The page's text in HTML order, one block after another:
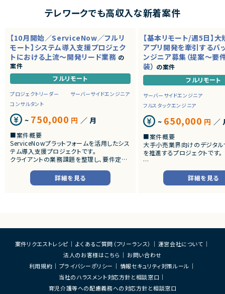
テレワークでも高収入な新着案件
【10月開始／ServiceNow／フルリ
モート】システム導入支援プロジェク
トにおける上流～開発リード業務 の
案件
フルリモート
プロジェクトリーダー
サーバーサイドエンジニア
コンサルタント
~ 750,000 円 ／ 月
■案件概要
ServiceNowプラットフォームを活用したシス
テム導入支援プロジェクトです。
クライアントの業務課題を整理し、要件定義
だきます。
・詳細設計書、テスト仕様書等のドキュメント
作成
・成果物レビューおよび品質管理
・開発メンバーへの技術支援、進捗管理
・少人数体制でのプロジェクト推進
詳細を見る
【基本リモート/週5日】
アプリ開発を牽引するバ
ンジニア募集（提案～要
装） の案件
フルリモート
サーバーサイドエンジニア
フルスタックエンジニア
~ 650,000 円 ／
■案件概要
大手小売業界向けのデジタ
を推進するプロジェクトです。
■プロダクトやサービスの概
・店舗向けスマホアプリおよ
システムの継続的なエンハ
・要件整理および要件定義支
・バックエンドシステムの設計
・コードレビューの実施
・リリース対応および品質向
・技術課題に対する検討、提
・ステークホルダーとの調整
ケーション
詳細を見る
案件リクエストレシピ よくあるご質問（フリーランス）
運営会社について
法人のお客様はこちら
お問い合わせ
利用規約
プライバシーポリシー
情報セキュリティ対策ルール
当社のハラスメント対応方針と相談窓口
育児介護等への配慮義務への対応方針と相談窓口